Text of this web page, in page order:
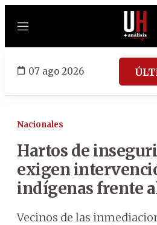
Menú
07 ago 2026
Nacionales
Hartos de
exigen
indígenas frente
Vecinos de las